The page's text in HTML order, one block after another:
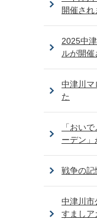
開催され
2025中
ルが開催
中津川マ
た
「おい
ーデン」
戦争の記
中津川市
すましア